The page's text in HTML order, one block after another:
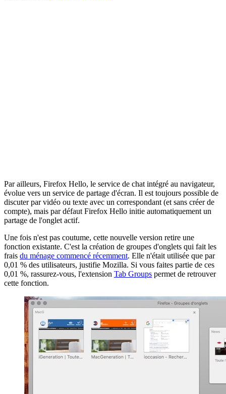
Par ailleurs, Firefox Hello, le service de chat intégré au navigateur,
évolue vers un service de partage d'écran. Il est toujours possible de
discuter par vidéo ou texte avec un correspondant (et sans créer de
compte), mais par défaut Firefox Hello initie automatiquement un
partage de l'onglet actif.
Une fois n'est pas coutume, cette nouvelle version retire une
fonction existante. C'est la création de groupes d'onglets qui fait les
frais du ménage commencé récemment. Elle n'était utilisée que par
0,01 % des utilisateurs, justifie Mozilla. Si vous faites partie de ces
0,01 %, rassurez-vous, l'extension Tab Groups permet de retrouver
cette fonction.